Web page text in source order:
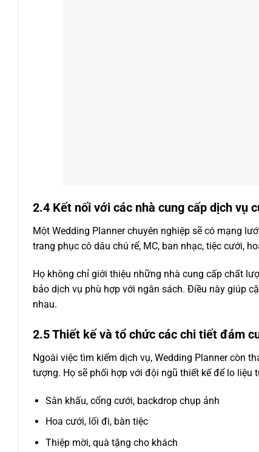
2.4 Kết nối với các nhà cung cấp dịch vụ
Một Wedding Planner chuyên nghiệp sẽ có mạng
trang phục cô dâu chú rể, MC, ban nhạc, tiệc cưới,
Họ không chỉ giới thiệu những nhà cung cấp chất
bảo dịch vụ phù hợp với ngân sách. Điều này giúp
nhau.
2.5 Thiết kế và tổ chức các chi tiết đám
Ngoài việc tìm kiếm dịch vụ, Wedding Planner còn
tượng. Họ sẽ phối hợp với đội ngũ thiết kế để lo liệu
Sân khấu, cổng cưới, backdrop chụp ảnh
Hoa cưới, lối đi, bàn tiệc
Thiệp mời, quà tặng cho khách